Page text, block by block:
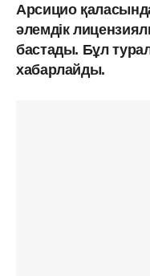
Арсицио
әлемдік
бастады. Бұл
хабарлайды.